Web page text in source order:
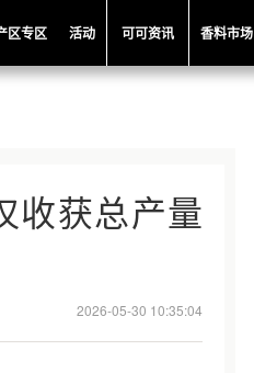
区专区 活动 可可资讯 香料市场
收获总产量
2026-05-30 10:35:04